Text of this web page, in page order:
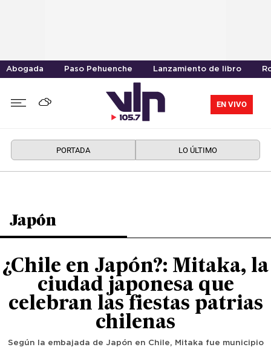
Abogada Paso Pehuenche Lanzamiento de libro
EN VIVO
PORTADA LO ÚLTIMO
Japón
¿Chile en Japón?: Mitaka, la
ciudad japonesa que
celebran las fiestas patrias
chilenas
Según la embajada de Japón en Chile, Mitaka fue municipio